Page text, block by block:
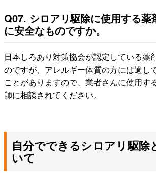
Q07. シロアリ駆除に使用する薬
に安全なものですか。
日本しろあり対策協会が認定している薬
のですが、アレルギー体質の方には適し
ことがありますので、業者さんに使用す
師に相談されてください。
自分でできるシロアリ駆除
いて